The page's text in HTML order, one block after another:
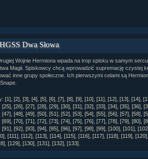
10 cz....
10 cz....
9 cz.2...
Dwa Słowa
Wojnie Hermiona wpada na trop spisku w samym sercu
Magii. Spiskowcy chcą wprowadzić supremację czystej
inne grupy społeczne. Ich pierwszymi celami są
[1], [2], [3], [4], [5], [6], [7], [8], [9], [10], [11], [12], [13], [14],
[25], [26], [27], [28], [29], [30], [31], [32], [33], [34], [35], [36],
[47], [48], [49], [50], [51], [52], [53], [54], [55], [56], [57], [58],
[69], [70], [71], [72], [73], [74], [75], [76], [77], [78], [79], [80],
[91], [92], [93], [94], [95], [96], [97], [98], [99], [100], [101],
, [111], [112], [113], [114], [115], [116], [117], [118], [119], [120],
, [129], [130], [131], [132], [133].